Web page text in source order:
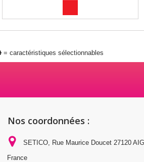
= caractéristiques sélectionnables
Nos coordonnées :
SETICO, Rue Maurice Doucet 27120
France